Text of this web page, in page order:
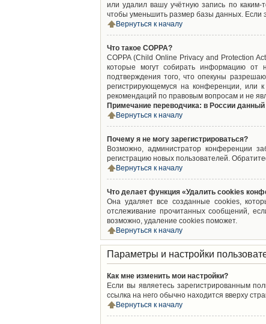
или удалил вашу учётную запись по
чтобы уменьшить размер базы данных. Если
Вернуться к началу
Что такое COPPA?
COPPA (Child Online Privacy and Protection
которые могут собирать информацию от
подтверждения того, что опекуны
регистрирующемуся на конференции, или
рекомендаций по правовым вопросам и не
Примечание переводчика: в России
Вернуться к началу
Почему я не могу зарегистрироваться?
Возможно, администратор конференции
регистрацию новых пользователей.
Вернуться к началу
Что делает функция «Удалить cookies
Она удаляет все созданные cookies,
отслеживание прочитанных сообщений,
возможно, удаление cookies поможет.
Вернуться к началу
Параметры и настройки
Как мне изменить мои настройки?
Если вы являетесь зарегистрированным
ссылка на него обычно находится вверху
Вернуться к началу